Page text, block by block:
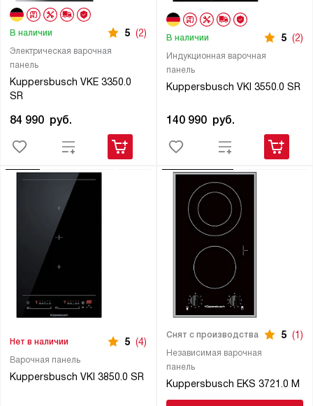
Электрическая варочная
панель
Kuppersbusch VKE 3350.0
SR
В наличии 5 (2)
84 990 руб.
Индукционная варочная
панель
Kuppersbusch VKI 3550.0 SR
В наличии 5 (2)
140 990 руб.
Варочная панель
Kuppersbusch VKI 3850.0 SR
Нет в наличии 5 (4)
Независимая варочная
панель
Kuppersbusch EKS 3721.0 M
Снят с производства 5 (1)